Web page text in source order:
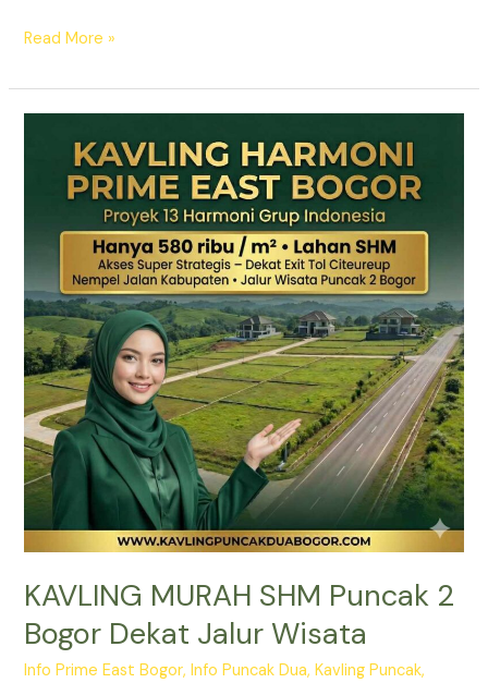
Read More »
KAVLING MURAH SHM Puncak 2
Bogor Dekat Jalur Wisata
Info Prime East Bogor,Info Puncak Dua,Kavling Puncak,
Puncak
Jalur
Wisata